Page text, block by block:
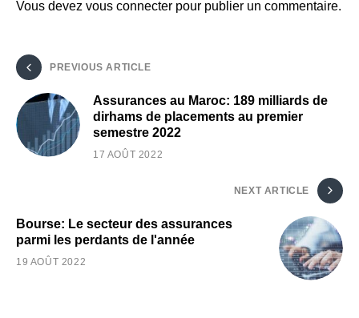
Vous devez vous connecter pour publier un commentaire.
PREVIOUS ARTICLE
Assurances au Maroc: 189 milliards de
dirhams de placements au premier
semestre 2022
17 AOÛT 2022
NEXT ARTICLE
Bourse: Le secteur des assurances
parmi les perdants de l'année
19 AOÛT 2022